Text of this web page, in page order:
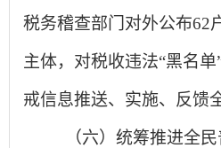
税务稽查部门对外公布62
主体，对税收违法“黑名
戒信息推送、实施、反馈
（六） 统筹推进全民